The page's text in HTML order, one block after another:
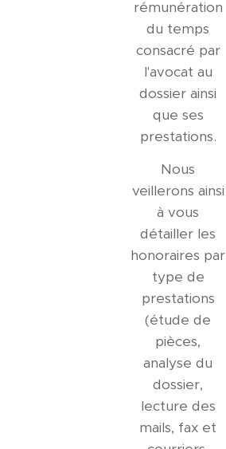
rémunération
du temps
consacré par
l'avocat au
dossier ainsi
que ses
prestations.
Nous
veillerons ainsi
à vous
détailler les
honoraires par
type de
prestations
(étude de
pièces,
analyse du
dossier,
lecture des
mails, fax et